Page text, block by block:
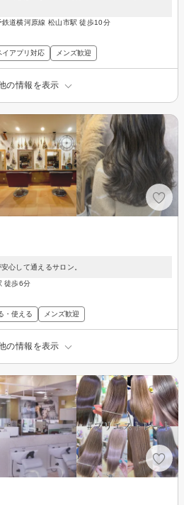
道横河原線 松山市駅 徒歩10分
イアプリ対応 メンズ歓迎
の情報を表示
心して通えるサロン。
徒歩6分
・使える メンズ歓迎
の情報を表示